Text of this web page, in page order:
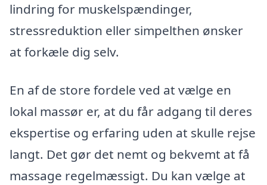
lindring for muskelspændinger,
stressreduktion eller simpelthen ønsker
at forkæle dig selv.
En af de store fordele ved at vælge en
lokal massør er, at du får adgang til deres
ekspertise og erfaring uden at skulle rejse
langt. Det gør det nemt og bekvemt at få
massage regelmæssigt. Du kan vælge at